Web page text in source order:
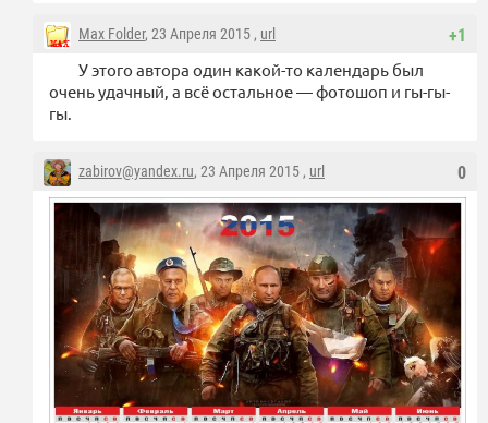
+1
Max Folder, 23 Апреля 2015 , url
У этого автора один какой-то календарь был
очень удачный, а всё остальное — фотошоп и гы-гы-
гы.
0
zabirov@yandex.ru, 23 Апреля 2015 , url